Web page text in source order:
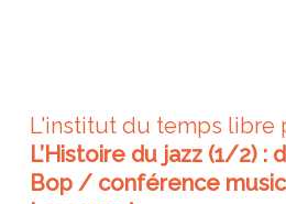
L'institut du temps libre
L’Histoire du jazz (1/2) :
Bop / conférence